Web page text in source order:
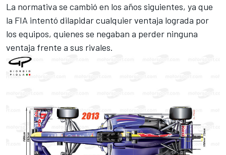
La normativa se cambió en los años siguientes, ya que
la FIA intentó dilapidar cualquier ventaja lograda por
los equipos, quienes se negaban a perder ninguna
ventaja frente a sus rivales.